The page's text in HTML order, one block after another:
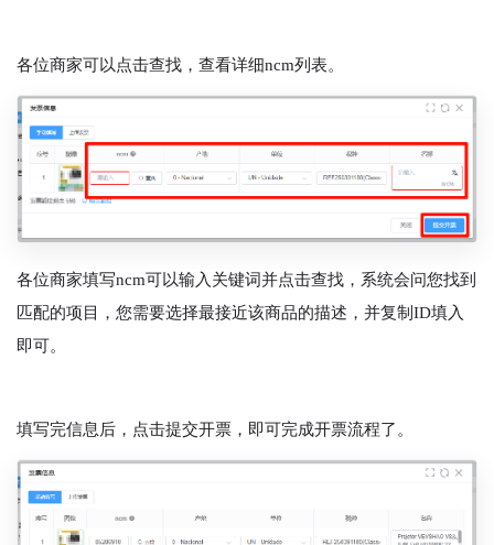
各位商家可以点击查找，查看详细ncm列表。
各位商家填写ncm可以输入关键词并点击查找，系统会问您找到
匹配的项目，您需要选择最接近该商品的描述，并复制ID填入
即可。
填写完信息后，点击提交开票，即可完成开票流程了。